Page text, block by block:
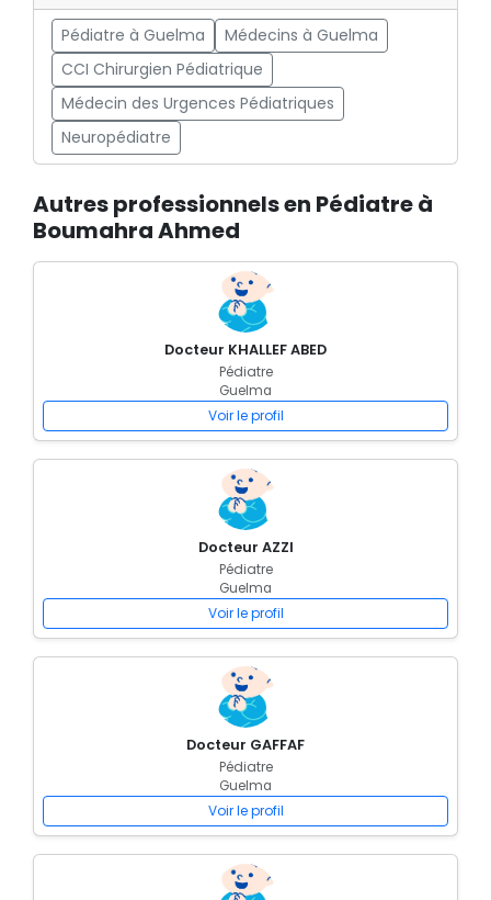
Pédiatre à Guelma
Médecins à Guelma
CCI Chirurgien Pédiatrique
Médecin des Urgences Pédiatriques
Neuropédiatre
Autres professionnels en Pédiatre à
Boumahra Ahmed
Docteur KHALLEF ABED
Pédiatre
Guelma
Voir le profil
Docteur AZZI
Pédiatre
Guelma
Voir le profil
Docteur GAFFAF
Pédiatre
Guelma
Voir le profil